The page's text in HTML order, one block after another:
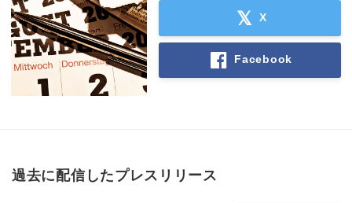
X
Facebook
過去に配信したプレスリリース